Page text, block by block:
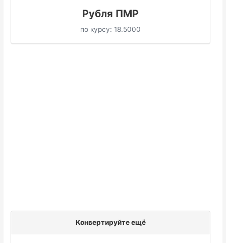
Рубля ПМР
по курсу: 18.5000
Конвертируйте ещё